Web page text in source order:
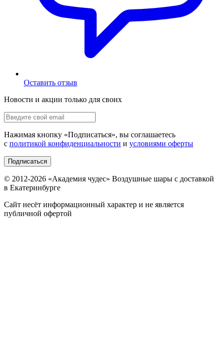
Оставить отзыв
Новости и акции только для своих
Нажимая кнопку «Подписаться», вы соглашаетесь
с политикой конфиденциальности и условиями оферты
Подписаться
© 2012-2026 «Академия чудес» Воздушные шары с доставкой
в Екатеринбурге
Сайт несёт информационный характер и не является
публичной офертой